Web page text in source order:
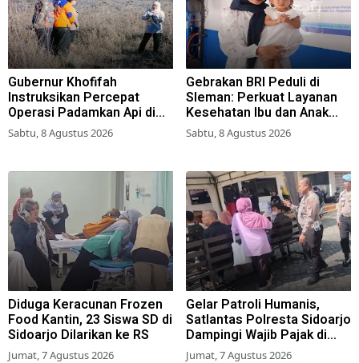
Gubernur Khofifah
Instruksikan Percepat
Operasi Padamkan Api di
Wisata Bromo
Sabtu, 8 Agustus 2026
Gebrakan BRI Peduli di
Sleman: Perkuat Layanan
Kesehatan Ibu dan Anak
Lewat Program Desa
Brilian 1000 HPK
Sabtu, 8 Agustus 2026
Diduga Keracunan Frozen
Food Kantin, 23 Siswa SD di
Sidoarjo Dilarikan ke RS
Jumat, 7 Agustus 2026
Gelar Patroli Humanis,
Satlantas Polresta Sidoarjo
Dampingi Wajib Pajak di
Samsat
Jumat, 7 Agustus 2026